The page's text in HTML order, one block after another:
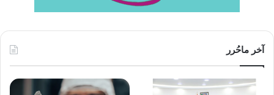
آخر ماحُرر